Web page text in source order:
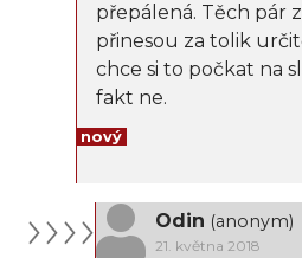
přepálená. Těch pár
přinesou za tolik
chce si to počkat na
fakt ne.
nový
Odin (anonym)
21. května 2018